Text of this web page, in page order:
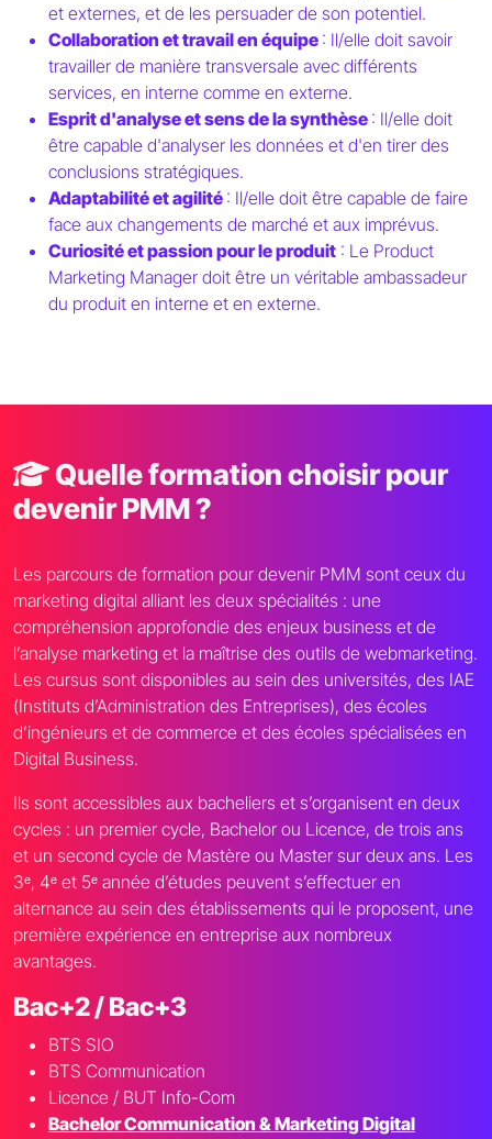
et externes, et de les persuader de son potentiel.
Collaboration et travail en équipe : Il/elle doit savoir
travailler de manière transversale avec différents
services, en interne comme en externe.
Esprit d'analyse et sens de la synthèse : Il/elle doit
être capable d'analyser les données et d'en tirer des
conclusions stratégiques.
Adaptabilité et agilité : Il/elle doit être capable de faire
face aux changements de marché et aux imprévus.
Curiosité et passion pour le produit : Le Product
Marketing Manager doit être un véritable ambassadeur
du produit en interne et en externe.
Quelle formation choisir pour
devenir PMM ?
Les parcours de formation pour devenir PMM sont ceux du
marketing digital alliant les deux spécialités : une
compréhension approfondie des enjeux business et de
l’analyse marketing et la maîtrise des outils de webmarketing.
Les cursus sont disponibles au sein des universités, des IAE
(Instituts d’Administration des Entreprises), des écoles
d’ingénieurs et de commerce et des écoles spécialisées en
Digital Business.
Ils sont accessibles aux bacheliers et s’organisent en deux
cycles : un premier cycle, Bachelor ou Licence, de trois ans
et un second cycle de Mastère ou Master sur deux ans. Les
3ᵉ, 4ᵉ et 5ᵉ année d’études peuvent s’effectuer en
alternance au sein des établissements qui le proposent, une
première expérience en entreprise aux nombreux
avantages.
Bac+2 / Bac+3
BTS SIO
BTS Communication
Licence / BUT Info-Com
Bachelor Communication & Marketing Digital